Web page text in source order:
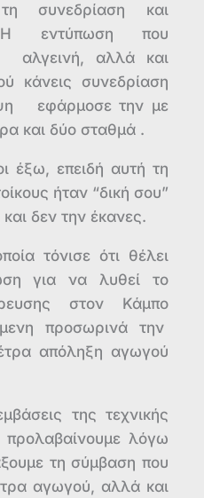
συνεδρίαση και
εντύπωση που
αλγεινή, αλλά και
κάνεις συνεδρίαση
εφάρμοσε την με
και δύο σταθμά .
έξω, επειδή αυτή τη
ήταν “δική σου”
δεν την έκανες.
τόνισε ότι θέλει
για να λυθεί το
στον Κάμπο
προσωρινά την
απόληξη αγωγού
της τεχνικής
προλαβαίνουμε λόγω
τη σύμβαση που
αγωγού, αλλά και